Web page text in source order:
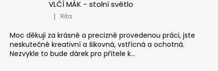
VLČÍ MÁK - stolní světlo
Hodnocení produktu je 5 z 5 hvězdiček.
| Rita
Moc děkuji za krásně a precizně provedenou práci, jste
neskutečně kreativní a šikovná, vstřícná a ochotná.
Nezvykle to bude dárek pro přítele k...